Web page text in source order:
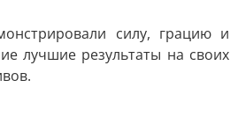
силу, грацию и
лучшие результаты на своих